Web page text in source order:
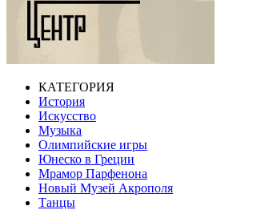
КАТЕГОРИЯ
История
Искусство
Музыка
Олимпийские игры
Юнеско в Греции
Мрамор Парфенона
Новый Музей Акрополя
Танцы